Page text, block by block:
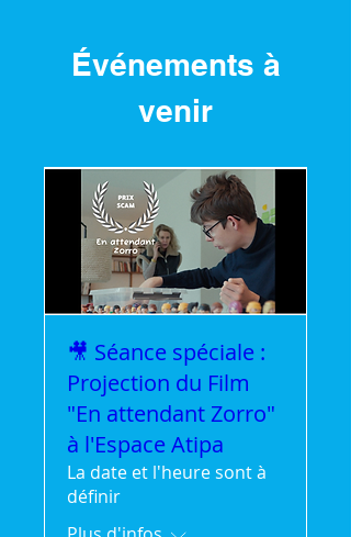
Événements à
venir
🎥 Séance spéciale :
Projection du Film
"En attendant Zorro"
à l'Espace Atipa
La date et l'heure sont à
définir